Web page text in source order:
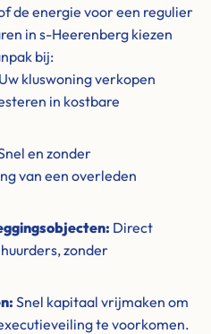
de energie voor een regulier
in s-Heerenberg kiezen
bij:
Uw kluswoning verkopen
in kostbare
en zonder
van een overleden
Direct
zonder
Snel kapitaal vrijmaken om
te voorkomen.